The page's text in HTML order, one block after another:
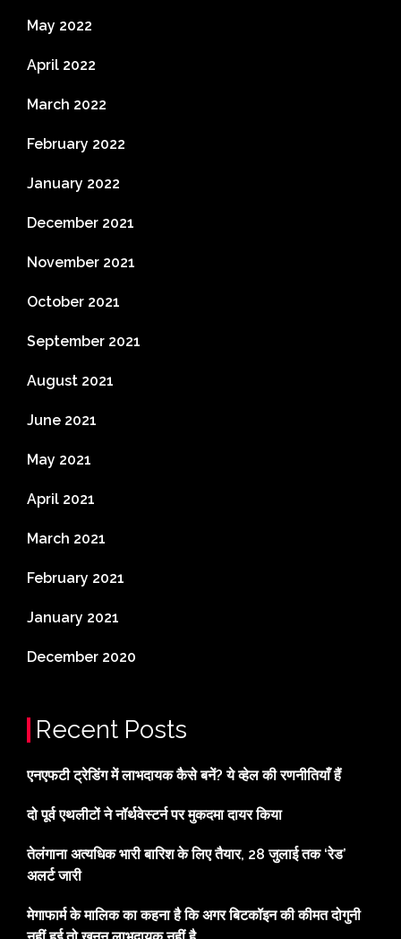
May 2022
April 2022
March 2022
February 2022
January 2022
December 2021
November 2021
October 2021
September 2021
August 2021
June 2021
May 2021
April 2021
March 2021
February 2021
January 2021
December 2020
Recent Posts
एनएफटी ट्रेडिंग में लाभदायक कैसे बनें? ये व्हेल की रणनीतियाँ हैं
दो पूर्व एथलीटों ने नॉर्थवेस्टर्न पर मुकदमा दायर किया
तेलंगाना अत्यधिक भारी बारिश के लिए तैयार, 28 जुलाई तक ‘रेड’
अलर्ट जारी
मेगाफार्म के मालिक का कहना है कि अगर बिटकॉइन की कीमत दोगुनी